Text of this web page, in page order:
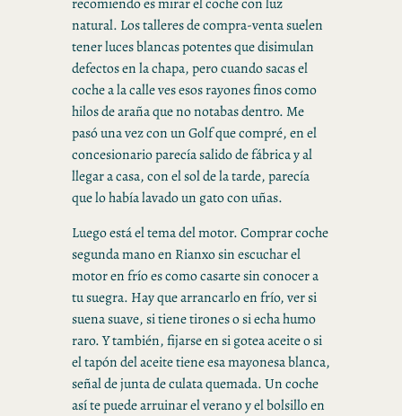
natural. Los talleres de compra-venta suelen
tener luces blancas potentes que disimulan
defectos en la chapa, pero cuando sacas el
coche a la calle ves esos rayones finos como
hilos de araña que no notabas dentro. Me
pasó una vez con un Golf que compré, en el
concesionario parecía salido de fábrica y al
llegar a casa, con el sol de la tarde, parecía
que lo había lavado un gato con uñas.
Luego está el tema del motor. Comprar coche
segunda mano en Rianxo sin escuchar el
motor en frío es como casarte sin conocer a
tu suegra. Hay que arrancarlo en frío, ver si
suena suave, si tiene tirones o si echa humo
raro. Y también, fijarse en si gotea aceite o si
el tapón del aceite tiene esa mayonesa blanca,
señal de junta de culata quemada. Un coche
así te puede arruinar el verano y el bolsillo en